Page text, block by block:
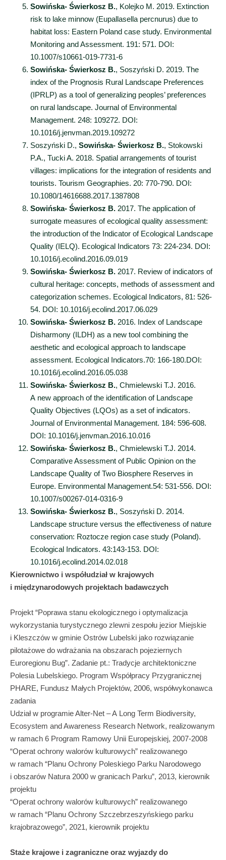
Sowińska- Świerkosz B., Kolejko M. 2019. Extinction
risk to lake minnow (Eupallasella percnurus) due to
habitat loss: Eastern Poland case study. Environmental
Monitoring and Assessment. 191: 571. DOI:
10.1007/s10661-019-7731-6
Sowińska- Świerkosz B., Soszyński D. 2019. The
index of the Prognosis Rural Landscape Preferences
(IPRLP) as a tool of generalizing peoples’ preferences
on rural landscape. Journal of Environmental
Management. 248: 109272. DOI:
10.1016/j.jenvman.2019.109272
Soszyński D., Sowińska- Świerkosz B., Stokowski
P.A., Tucki A. 2018. Spatial arrangements of tourist
villages: implications for the integration of residents and
tourists. Tourism Geographies. 20: 770-790. DOI:
10.1080/14616688.2017.1387808
Sowińska- Świerkosz B. 2017. The application of
surrogate measures of ecological quality assessment:
the introduction of the Indicator of Ecological Landscape
Quality (IELQ). Ecological Indicators 73: 224-234. DOI:
10.1016/j.ecolind.2016.09.019
Sowińska- Świerkosz B. 2017. Review of indicators of
cultural heritage: concepts, methods of assessment and
categorization schemes. Ecological Indicators, 81: 526-
54. DOI: 10.1016/j.ecolind.2017.06.029
Sowińska- Świerkosz B. 2016. Index of Landscape
Disharmony (ILDH) as a new tool combining the
aesthetic and ecological approach to landscape
assessment. Ecological Indicators.70: 166-180.DOI:
10.1016/j.ecolind.2016.05.038
Sowińska- Świerkosz B., Chmielewski T.J. 2016.
A new approach of the identification of Landscape
Quality Objectives (LQOs) as a set of indicators.
Journal of Environmental Management. 184: 596-608.
DOI: 10.1016/j.jenvman.2016.10.016
Sowińska- Świerkosz B., Chmielewski T.J. 2014.
Comparative Assessment of Public Opinion on the
Landscape Quality of Two Biosphere Reserves in
Europe. Environmental Management.54: 531-556. DOI:
10.1007/s00267-014-0316-9
Sowińska- Świerkosz B., Soszyński D. 2014.
Landscape structure versus the effectiveness of nature
conservation: Roztocze region case study (Poland).
Ecological Indicators. 43:143-153. DOI:
10.1016/j.ecolind.2014.02.018
Kierownictwo i współudział w krajowych
i międzynarodowych projektach badawczych
Projekt “Poprawa stanu ekologicznego i optymalizacja
wykorzystania turystycznego zlewni zespołu jezior Miejskie
i Kleszczów w gminie Ostrów Lubelski jako rozwiązanie
pilotażowe do wdrażania na obszarach pojeziernych
Euroregionu Bug”. Zadanie pt.: Tradycje architektoniczne
Polesia Lubelskiego. Program Współpracy Przygranicznej
PHARE, Fundusz Małych Projektów, 2006, współwykonawca
zadania
Udział w programie Alter-Net – A Long Term Biodiversity,
Ecosystem and Awareness Research Network, realizowanym
w ramach 6 Program Ramowy Unii Europejskiej, 2007-2008
“Operat ochrony walorów kulturowych” realizowanego
w ramach “Planu Ochrony Poleskiego Parku Narodowego
i obszarów Natura 2000 w granicach Parku”, 2013, kierownik
projektu
“Operat ochrony walorów kulturowych” realizowanego
w ramach “Planu Ochrony Szczebrzeszyńskiego parku
krajobrazowego”, 2021, kierownik projektu
Staże krajowe i zagraniczne oraz wyjazdy do